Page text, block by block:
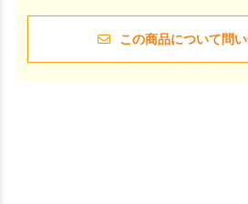
この商品について問